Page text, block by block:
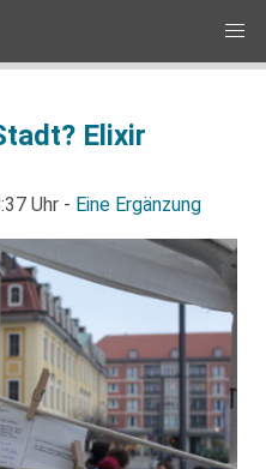
Elixir
Uhr - Eine Ergänzung